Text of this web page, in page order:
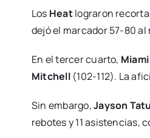
Los Heatlograron
dejó el marcador 57-80 al
En el tercer cuarto, Miami
Mitchell(102-112). La
Sin embargo,Jayson
rebotes y 11 asistencias,